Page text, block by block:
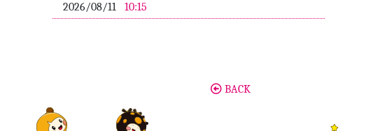
2026/08/11
10:15
BACK